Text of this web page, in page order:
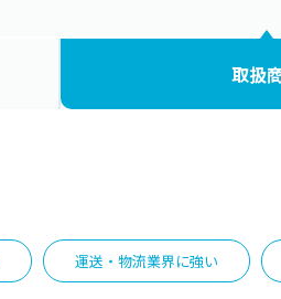
取扱
運送・物流業界に強い